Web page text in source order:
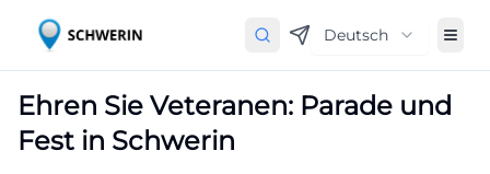
Deutsch
Ehren Sie Veteranen: Parade und
Fest in Schwerin